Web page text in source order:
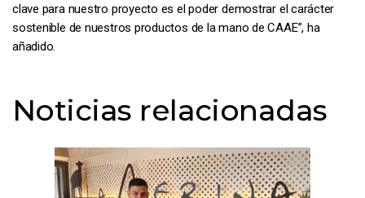
clave para nuestro proyecto es el poder demostrar el carácter
sostenible de nuestros productos de la mano de CAAE”, ha
añadido.
Noticias relacionadas